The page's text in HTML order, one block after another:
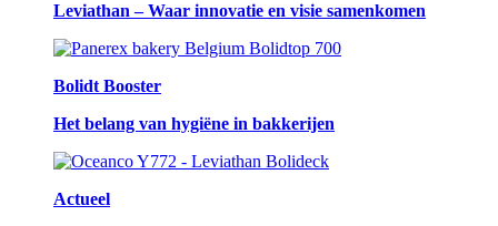
Leviathan – Waar innovatie en visie samenkomen
Bolidt Booster
Het belang van hygiëne in bakkerijen
Actueel